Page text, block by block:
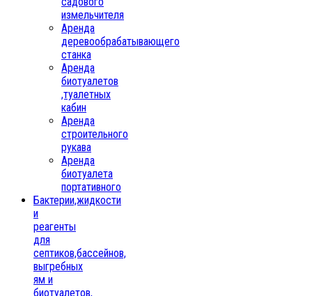
измельчителя
Аренда
деревообрабатывающего
станка
Аренда
биотуалетов
,туалетных
кабин
Аренда
строительного
рукава
Аренда
биотуалета
портативного
Бактерии,жидкости
и
реагенты
для
септиков,бассейнов,
выгребных
ям и
биотуалетов,